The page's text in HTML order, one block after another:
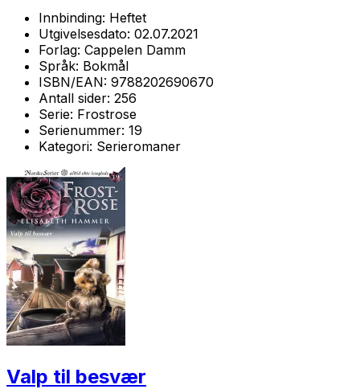
Innbinding: Heftet
Utgivelsesdato: 02.07.2021
Forlag: Cappelen Damm
Språk: Bokmål
ISBN/EAN: 9788202690670
Antall sider: 256
Serie: Frostrose
Serienummer: 19
Kategori: Serieromaner
Valp til besvær